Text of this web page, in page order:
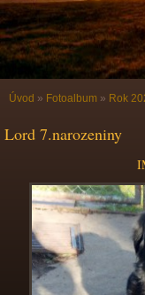
Úvod » Fotoalbum » Rok
Lord 7.narozeniny